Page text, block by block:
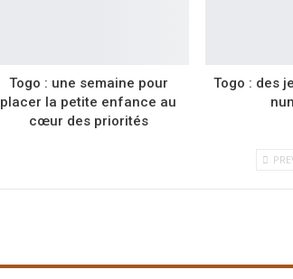
Togo : une semaine pour
placer la petite enfance au
cœur des priorités
Togo : des